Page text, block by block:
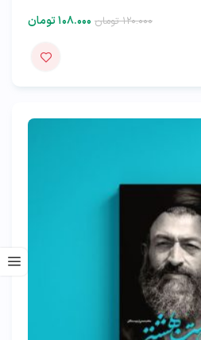
۱۲۰.۰۰۰ تومان ۱۰۸.۰۰۰تومان